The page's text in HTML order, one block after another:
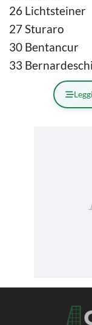
26 Lichtsteiner
27 Sturaro
30 Bentancur
33 Bernardeschi